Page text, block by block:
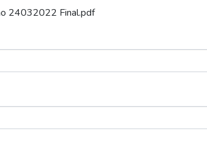
24032022 Final.pdf